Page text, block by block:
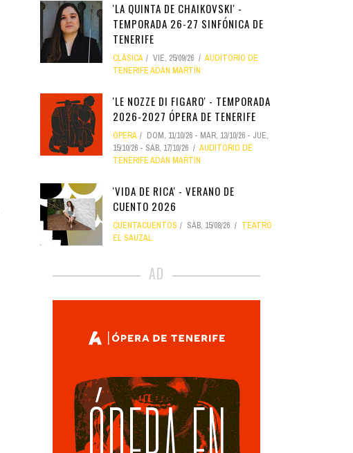
'LA QUINTA DE CHAIKOVSKI' -
TEMPORADA 26-27 SINFÓNICA DE
TENERIFE
CLÁSICA VIE, 25/09/26
AUDITORIO DE
TENERIFE ADÁN MARTÍN
'LE NOZZE DI FIGARO' - TEMPORADA
2026-2027 ÓPERA DE TENERIFE
ÓPERA DOM, 11/10/26 - MAR, 13/10/26 - JUE,
15/10/26 - SÁB, 17/10/26
AUDITORIO DE
TENERIFE ADÁN MARTÍN
'VIDA DE RICA' - VERANO DE
CUENTO 2026
CUENTACUENTOS SÁB, 15/08/26
TEATRO
EL SAUZAL
AD